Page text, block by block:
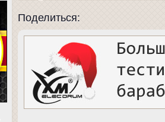
Поделиться: